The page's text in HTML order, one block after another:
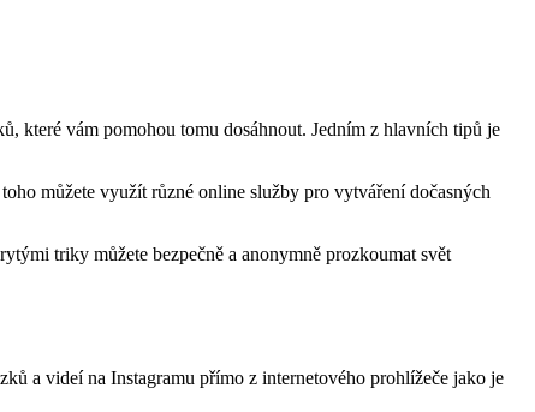
které vám pomohou tomu dosáhnout. Jedním z hlavních tipů je
můžete využít různé online služby pro vytváření dočasných
triky můžete bezpečně a anonymně prozkoumat svět
a videí na Instagramu přímo z internetového prohlížeče jako je